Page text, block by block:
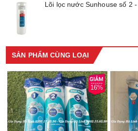
THIẾT KẾ: GỌN NHẸ, DỄ LẮP ĐẶT
Lõi lọc nước Sunhouse số 2
SẢN PHẨM CÙNG LOẠI
16%